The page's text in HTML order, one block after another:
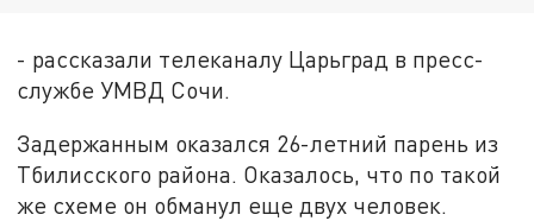
- рассказали телеканалу Царьград в пресс-
службе УМВД Сочи.
Задержанным оказался 26-летний парень из
Тбилисского района. Оказалось, что по такой
же схеме он обманул еще двух человек.